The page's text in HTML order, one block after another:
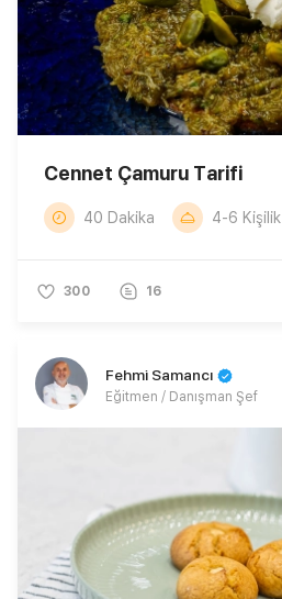
Cennet Çamuru Tarifi
40 Dakika 4-6 Kişilik
300 16
Fehmi Samancı
Eğitmen / Danışman Şef